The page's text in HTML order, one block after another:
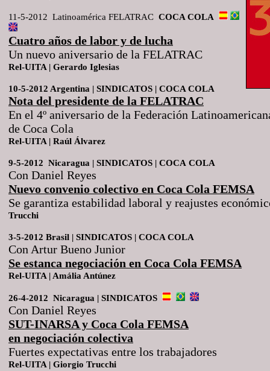
11-5-2012 Latinoamérica FELATRAC COCA COLA
Cuatro años de labor y de lucha
Un nuevo aniversario de la FELATRAC
Rel-UITA | Gerardo Iglesias
10-5-2012 Argentina | SINDICATOS | COCA COLA
Nota del presidente de la FELATRAC
En el 4º aniversario de la Federación
de Coca Cola
Rel-UITA | Raúl Álvarez
9-5-2012 Nicaragua | SINDICATOS | COCA COLA
Con Daniel Reyes
Nuevo convenio colectivo en Coca Cola FEMSA
Se garantiza estabilidad laboral y reajustes
Trucchi
3-5-2012 Brasil | SINDICATOS | COCA COLA
Con Artur Bueno Junior
Se estanca negociación en Coca Cola FEMSA
Rel-UITA | Amália Antúnez
26-4-2012 Nicaragua | SINDICATOS
Con Daniel Reyes
SUT-INARSA y Coca Cola FEMSA
en negociación colectiva
Fuertes expectativas entre los trabajadores
Rel-UITA | Giorgio Trucchi